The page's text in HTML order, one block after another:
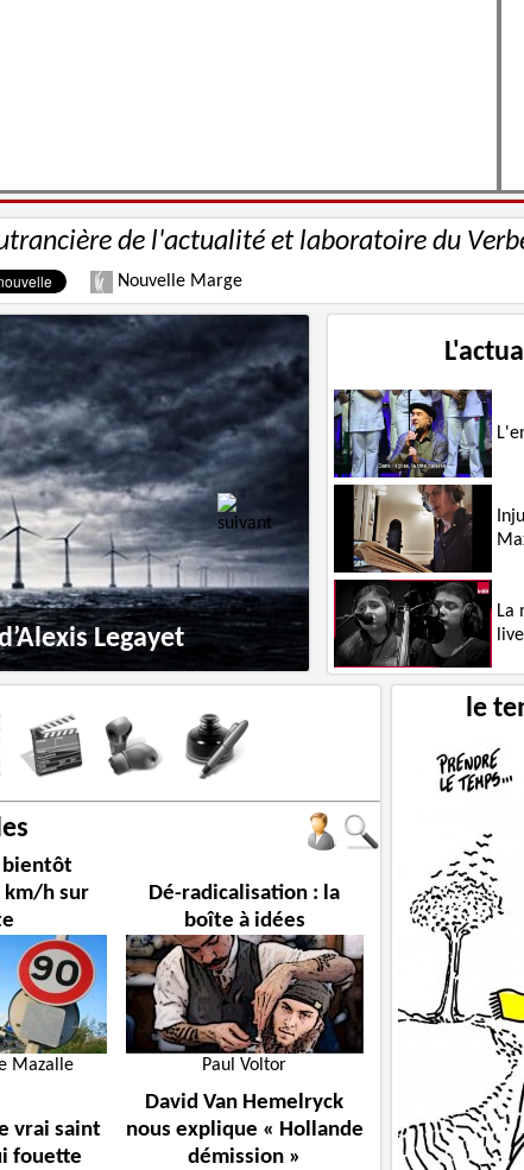
de l'actualité et laboratoire du
Nouvelle Marge
Legayet
La
bientôt
km/h sur
Mazalle
Dé-radicalisation : la
boîte à idées
Paul Voltor
vrai saint
fouette
David Van Hemelryck
nous explique « Hollande
démission »
le